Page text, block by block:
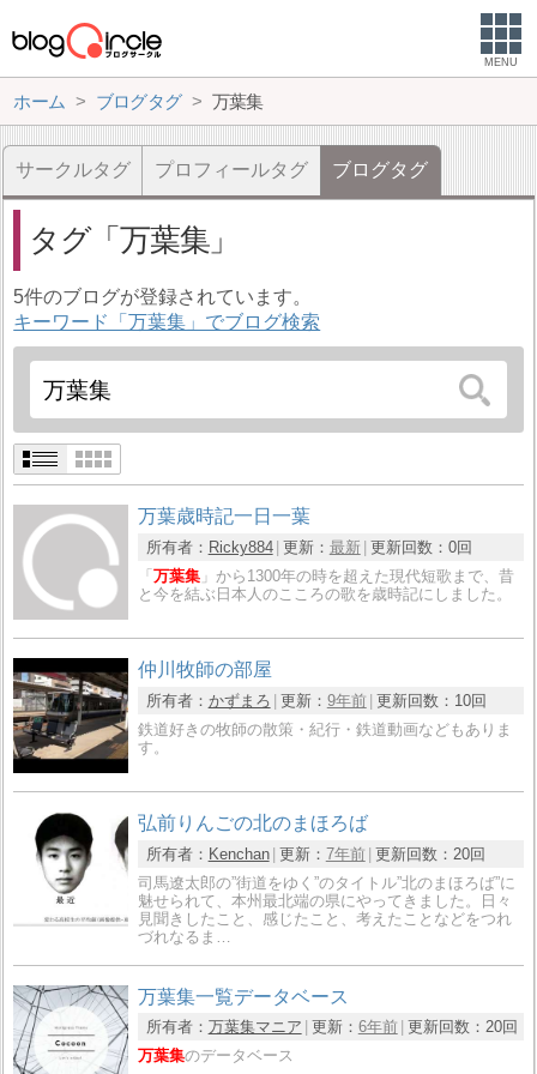
MENU
ホーム ブログタグ 万葉集
サークルタグ プロフィールタグ ブログタグ
タグ 万葉集
5件のブログが登録されています。
キーワード「万葉集」でブログ検索
万葉歳時記一日一葉
所有者： Ricky884 更新： 最新 更新回数： 0回
「万葉集 」から1300年の時を超えた現代短歌まで、昔
と今を結ぶ日本人のこころの歌を歳時記にしました。
仲川牧師の部屋
所有者： かずまろ 更新： 9年前 更新回数： 10回
鉄道好きの牧師の散策・紀行・鉄道動画などもありま
す。
弘前りんごの北のまほろば
所有者： Kenchan 更新： 7年前 更新回数： 20回
司馬遼太郎の”街道をゆく”のタイトル”北のまほろば”に
魅せられて、本州最北端の県にやってきました。日々
見聞きしたこと、感じたこと、考えたことなどをつれ
づれなるま…
万葉集一覧データベース
所有者： 万葉集マニア 更新： 6年前 更新回数： 20回
万葉集のデータベース